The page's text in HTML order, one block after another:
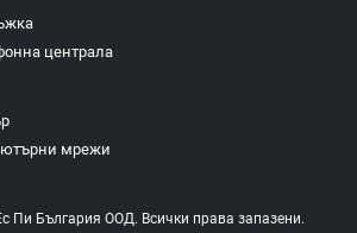
централа
мрежи
Пи България ООД. Всички права запазени.